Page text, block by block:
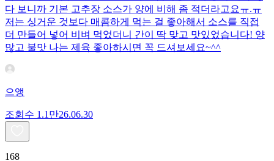
다 보니까 기본 고추장 소스가 양에 비해 좀 적더라고요ㅠ.ㅠ
저는 싱거운 것보다 매콤하게 먹는 걸 좋아해서 소스를 직접
더 만들어 넣어 비벼 먹었더니 간이 딱 맞고 맛있었습니다! 양
많고 불맛 나는 제육 좋아하시면 꼭 드셔보세요~^^
으앵
조회수 1.1만26.06.30
168